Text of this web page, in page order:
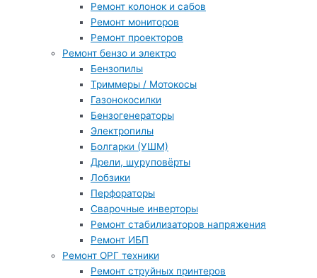
Ремонт колонок и сабов
Ремонт мониторов
Ремонт проекторов
Ремонт бензо и электро
Бензопилы
Триммеры / Мотокосы
Газонокосилки
Бензогенераторы
Электропилы
Болгарки (УШМ)
Дрели, шуруповёрты
Лобзики
Перфораторы
Сварочные инверторы
Ремонт стабилизаторов напряжения
Ремонт ИБП
Ремонт ОРГ техники
Ремонт струйных принтеров